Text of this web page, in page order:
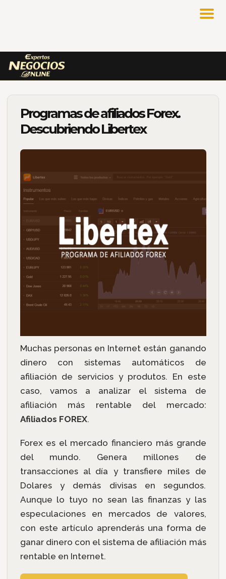
Programas de afiliados Forex.
Descubriendo Libertex
Muchas personas en Internet están ganando
dinero con sistemas automáticos de
afiliación de servicios y produtos. En este
caso, vamos a analizar el sistema de
afiliación más rentable del mercado:
Afiliados FOREX.
Forex es el mercado financiero más grande
del mundo. Genera millones de
transacciones al día y transfiere miles de
Dolares y demás divisas en segundos.
Aunque lo tuyo no sean las finanzas y las
especulaciones en mercados de valores,
con este artículo aprenderás una forma de
ganar dinero con el sistema de afiliación más
rentable en Internet.